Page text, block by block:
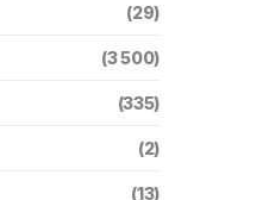
(29)
(3 500)
(335)
(2)
(13)